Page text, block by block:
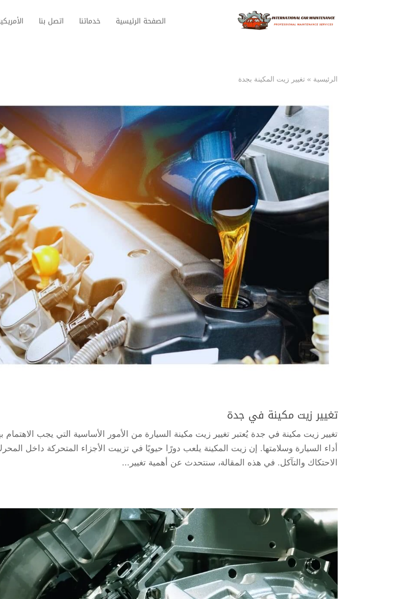
الصفحة الرئيسية خدماتنا اتصل بنا
الرئيسية » تغيير زيت المكينة بجدة
تغيير زيت مكينة في جدة
تغيير زيت مكينة في جدة يُعتبر تغيير زيت مكينة السيارة من الأمور الأساسية التي يجب الاهتمام
أداء السيارة وسلامتها. إن زيت المكينة يلعب دورًا حيويًا في تزييت الأجزاء المتحركة داخل
الاحتكاك والتآكل. في هذه المقالة، سنتحدث عن أهمية تغيير...